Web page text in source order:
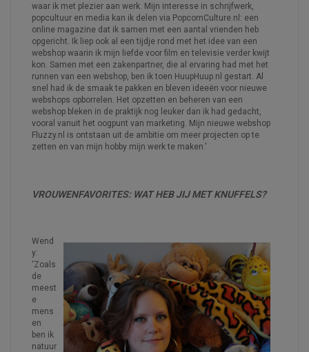
waar ik met plezier aan werk. Mijn interesse in schrijfwerk,
popcultuur en media kan ik delen via PopcornCulture.nl: een
online magazine dat ik samen met een aantal vrienden heb
opgericht. Ik liep ook al een tijdje rond met het idee van een
webshop waarin ik mijn liefde voor film en televisie verder kwijt
kon. Samen met een zakenpartner, die al ervaring had met het
runnen van een webshop, ben ik toen HuupHuup.nl gestart. Al
snel had ik de smaak te pakken en bleven ideeën voor nieuwe
webshops opborrelen. Het opzetten en beheren van een
webshop bleken in de praktijk nog leuker dan ik had gedacht,
vooral vanuit het oogpunt van marketing. Mijn nieuwe webshop
Fluzzy.nl is ontstaan uit de ambitie om meer projecten op te
zetten en van mijn hobby mijn werk te maken.’
VROUWENFAVORITES: WAT HEB JIJ MET KNUFFELS?
Wend
y:
‘Zoals
de
meest
e
mens
en
ben ik
natuur